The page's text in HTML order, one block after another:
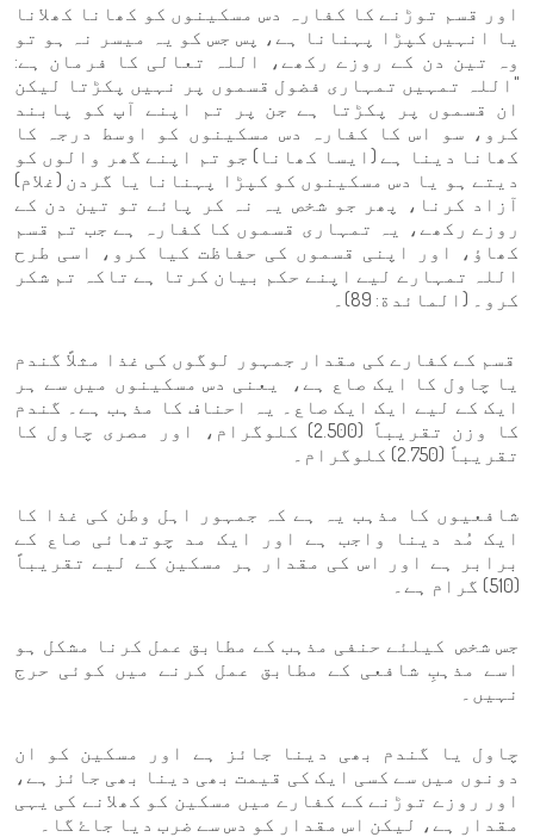
اور قسم توڑنے کا کفارہ دس مسکینوں کو کھانا کھلانا
یا انہیں کپڑا پہنانا ہے، پس جس کو یہ میسر نہ ہو تو
وہ تین دن کے روزے رکھے، اللہ تعالی کا فرمان ہے:
"اللہ تمہیں تمہاری فضول قسموں پر نہیں پکڑتا لیکن
ان قسموں پر پکڑتا ہے جن پر تم اپنے آپ کو پابند
کرو، سو اس کا کفارہ دس مسکینوں کو اوسط درجہ کا
کھانا دینا ہے (ایسا کھانا) جو تم اپنے گھر والوں کو
دیتے ہو یا دس مسکینوں کو کپڑا پہنانا یا گردن (غلام)
آزاد کرنا، پھر جو شخص یہ نہ کر پائے تو تین دن کے
روزے رکھے، یہ تمہاری قسموں کا کفارہ ہے جب تم قسم
کھاؤ، اور اپنی قسموں کی حفاظت کیا کرو، اسی طرح
اللہ تمہارے لیے اپنے حکم بیان کرتا ہے تاکہ تم شکر
کرو۔ (المائدة: 89)۔
قسم کے کفارے کی مقدار جمہور لوگوں کی غذا مثلاً گندم
یا چاول کا ایک صاع ہے، یعنی دس مسکینوں میں سے ہر
ایک کے لیے ایک ایک صاع۔ یہ احناف کا مذہب ہے۔ گندم
کا وزن تقریباً (2.500) کلوگرام، اور مصری چاول کا
تقریباً (2.750) کلوگرام۔
شافعیوں کا مذہب یہ ہے کہ جمہور اہل وطن کی غذا کا
ایک مُد دینا واجب ہے اور ایک مد چوتھائی صاع کے
برابر ہے اور اس کی مقدار ہر مسکین کے لیے تقریباً
(510) گرام ہے۔
جس شخص کیلئے حنفی مذہب کے مطابق عمل کرنا مشکل ہو
اسے مذہبِ شافعی کے مطابق عمل کرنے میں کوئی حرج
نہیں۔
چاول یا گندم بھی دینا جائز ہے اور مسکین کو ان
دونوں میں سے کسی ایک کی قیمت بھی دینا بھی جائز ہے،
اور روزے توڑنے کے کفارے میں مسکین کو کھلانے کی یہی
مقدار ہے، لیکن اس مقدار کو دس سے ضرب دیا جاۓ گا۔